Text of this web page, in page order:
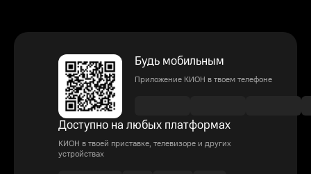
Будь мобильным
Приложение КИОН в твоем телефоне
Доступно на любых платформах
КИОН в твоей приставке, телевизоре и других
устройствах